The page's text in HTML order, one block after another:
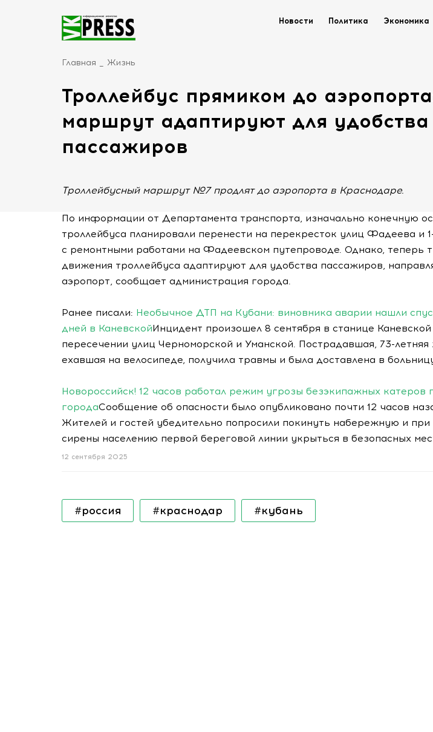
Новости Политика Экономика
Главная Жизнь
Троллейбус прямиком до
маршрут адаптируют для удобства
пассажиров
Троллейбусный маршрут №7 продлят до аэропорта в Краснодаре.
По информации от Департамента транспорта, изначально конечную
троллейбуса планировали перенести на перекресток улиц Фадеева и
с ремонтными работами на Фадеевском путепроводе. Однако, теперь
движения троллейбуса адаптируют для удобства пассажиров,
аэропорт, сообщает администрация города.
Ранее писали: Необычное ДТП на Кубани: виновника аварии нашли
дней в КаневскойИнцидент произошел 8 сентября в станице Каневской
пересечении улиц Черноморской и Уманской. Пострадавшая, 73-
ехавшая на велосипеде, получила травмы и была доставлена в
Новороссийск! 12 часов работал режим угрозы безэкипажных катеров
городаСообщение об опасности было опубликовано почти 12 часов
Жителей и гостей убедительно попросили покинуть набережную и
сирены населению первой береговой линии укрыться в безопасных
12 сентября 2025
#россия #краснодар #кубань